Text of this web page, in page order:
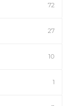
72
27
10
1